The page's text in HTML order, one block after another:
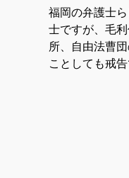
福岡の弁護士
士ですが、毛
所、自由法曹
ことしても戒